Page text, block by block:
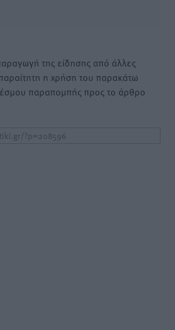
της είδησης από άλλες
η χρήση του παρακάτω
παραπομπής προς το άρθρο